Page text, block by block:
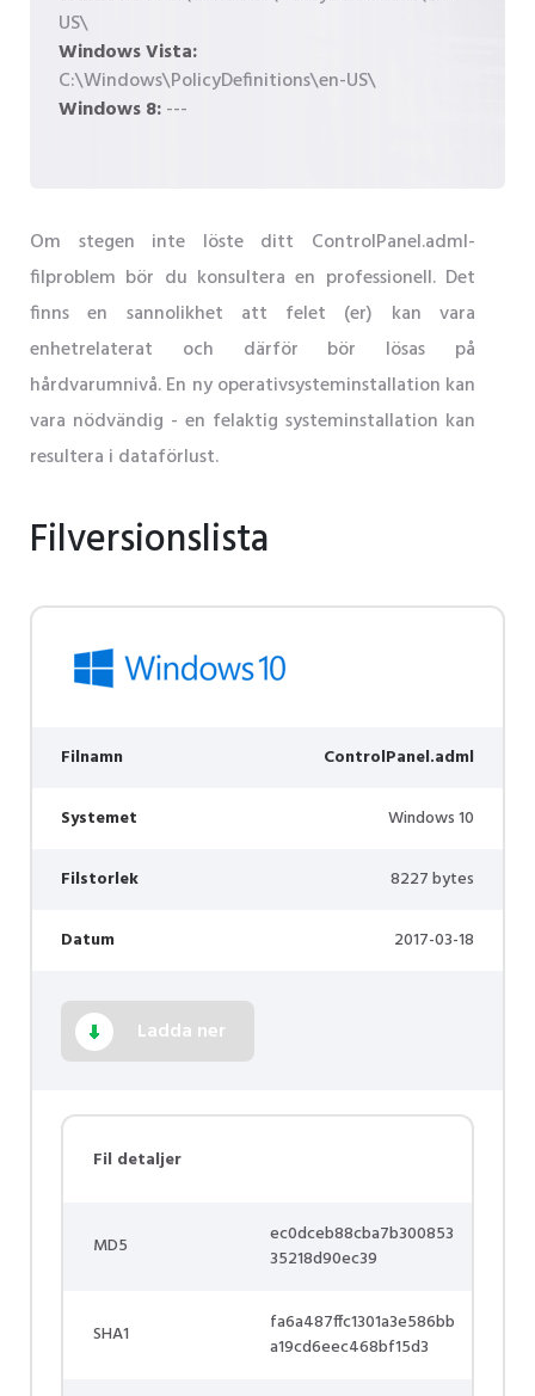
US\
Windows Vista:
C:\Windows\PolicyDefinitions\en-US\
Windows 8:---
Om stegen inte löste ditt ControlPanel.adml-
filproblem bör du konsultera en professionell. Det
finns en sannolikhet att felet (er) kan vara
enhetrelaterat och därför bör lösas på
hårdvarumnivå. En ny operativsysteminstallation kan
vara nödvändig - en felaktig systeminstallation kan
resultera i dataförlust.
Filversionslista
Filnamn ControlPanel.adml
Systemet Windows 10
Filstorlek 8227 bytes
Datum 2017-03-18
Ladda ner
Fil detaljer
MD5
ec0dceb88cba7b300853
35218d90ec39
SHA1
fa6a487ffc1301a3e586bb
a19cd6eec468bf15d3